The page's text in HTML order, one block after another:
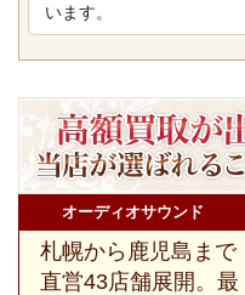
います。
オーディオサウンド
札幌から鹿児島まで
直営43店舗展開。最